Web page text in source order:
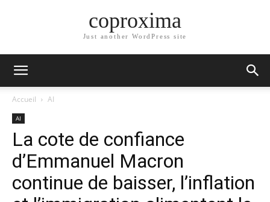
coproxima
Just another WordPress site
Accueil AI
AI
La cote de confiance
d’Emmanuel Macron
continue de baisser, l’inflation